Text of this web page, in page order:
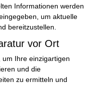
Informationen werden
um aktuelle
bereitzustellen.
vor Ort
um Ihre einzigartigen
und die
zu ermitteln und